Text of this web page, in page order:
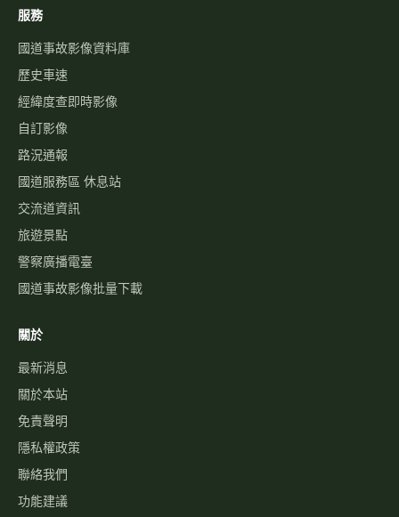
服務
國道事故影像資料庫
歷史車速
經緯度查即時影像
自訂影像
路況通報
國道服務區 休息站
交流道資訊
旅遊景點
警察廣播電臺
國道事故影像批量下載
關於
最新消息
關於本站
免責聲明
隱私權政策
聯絡我們
功能建議